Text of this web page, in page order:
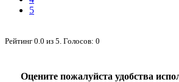
5
Рейтинг 0.0 из 5 . Голосов: 0
Оцените пожалуйста удобства